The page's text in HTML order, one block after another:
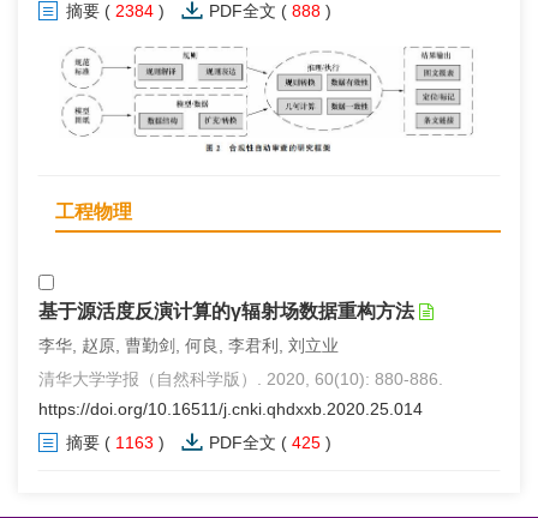
摘要 ( 2384 ) PDF全文 ( 888 )
工程物理
基于源活度反演计算的γ辐射场数据重构方法
李华, 赵原, 曹勤剑, 何良, 李君利, 刘立业
清华大学学报（自然科学版）. 2020, 60(10): 880-886.
https://doi.org/10.16511/j.cnki.qhdxxb.2020.25.014
摘要 ( 1163 ) PDF全文 ( 425 )